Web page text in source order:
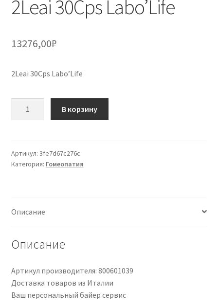
2Leai 30Cps Labo’Life
13276,00₽
2Leai 30Cps Labo’Life
Labo’Life
В корзину
Артикул: 3fe7d67c276c
Категория: Гомеопатия
Описание
Описание
Артикул производителя: 800601039
Доставка товаров из Италии
Ваш персональный байер сервис